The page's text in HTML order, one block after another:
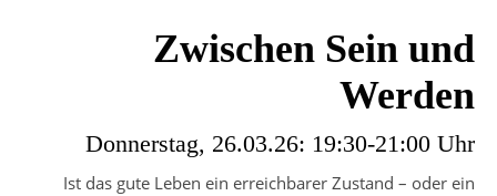
Zwischen Sein und
Werden
Donnerstag, 26.03.26: 19:30-21:00 Uhr
Ist das gute Leben ein erreichbarer Zustand – oder ein